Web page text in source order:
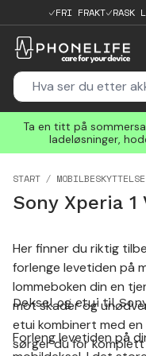
FRI FRAKT RASK
Ta en titt på
ladeløsninger,
START MOBILBESKYTTELSE
Sony Xperia 1
Her finner du riktig
forlenge levetiden på
lommeboken din en
mot skader og
etui kombinert med
sørger du for komplett
Deksel og etui til
Forleng levetiden på